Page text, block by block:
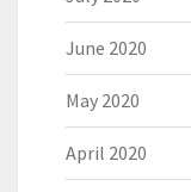
June 2020
May 2020
April 2020